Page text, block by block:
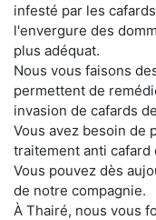
infesté par les
l'envergure des
plus adéquat.
Nous vous faisons
permettent de
invasion de cafards
Vous avez besoin de
traitement anti
Vous pouvez dès
de notre compagnie.
À Thairé, nous vous